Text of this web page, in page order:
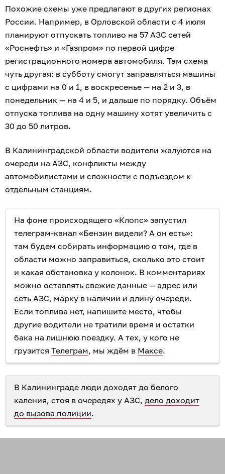
Похожие схемы уже предлагают в других регионах
России. Например, в Орловской области с 4 июля
планируют отпускать топливо на 57 АЗС сетей
«Роснефть» и «Газпром» по первой цифре
регистрационного номера автомобиля. Там схема
чуть другая: в субботу смогут заправляться машины
с цифрами на 0 и 1, в воскресенье — на 2 и 3, в
понедельник — на 4 и 5, и дальше по порядку. Объём
отпуска топлива на одну машину хотят увеличить с
30 до 50 литров.
В Калининградской области водители жалуются на
очереди на АЗС, конфликты между
автомобилистами и сложности с подъездом к
отдельным станциям.
На фоне происходящего «Клопс» запустил
телеграм-канал «Бензин видели? А он есть»:
там будем собирать информацию о том, где в
области можно заправиться, сколько это стоит
и какая обстановка у колонок. В комментариях
можно оставлять свежие данные — адрес или
сеть АЗС, марку в наличии и длину очереди.
Если топлива нет, напишите место, чтобы
другие водители не тратили время и остатки
бака на лишнюю поездку. А тех, у кого не
грузится Телеграм, мы ждём в Максе.
В Калининграде люди доходят до белого
каления, стоя в очередях у АЗС, дело доходит
до вызова полиции.